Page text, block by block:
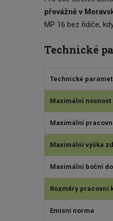
převážně v
MP 16 bez řidiče,
Technické
Technické
Maximální nosnost
Maximální
Maximální výška
Maximální boční
Rozměry pracovní
Emisní norma